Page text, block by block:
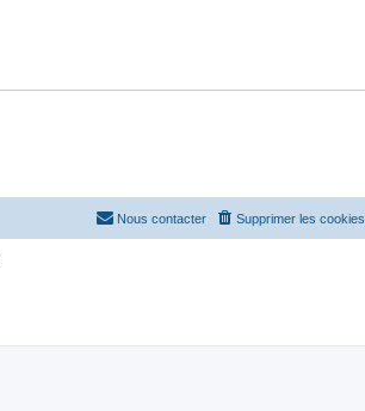
Supprimer les cookies
Nous contacter